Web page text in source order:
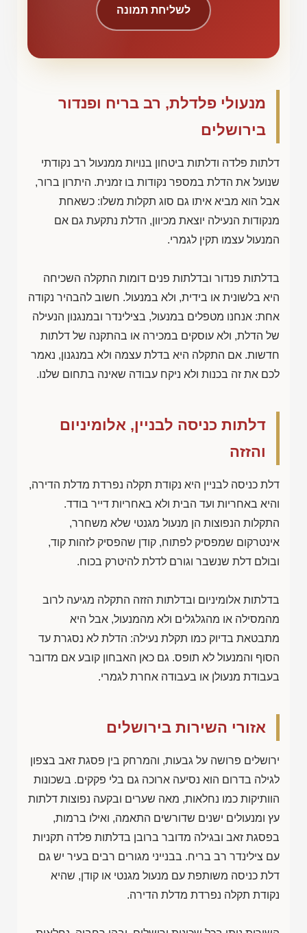
לשליחת תמונה
מנעולי פלדלת, רב בריח ופנדור
בירושלים
דלתות פלדה ודלתות ביטחון בנויות ממנעול רב נקודתי
שנועל את הדלת במספר נקודות בו זמנית. היתרון ברור,
אבל הוא מביא איתו גם סוג תקלות משלו: כשאחת
מנקודות הנעילה יוצאת מכיוון, הדלת נתקעת גם אם
המנעול עצמו תקין לגמרי.
בדלתות פנדור ובדלתות פנים דומות התקלה השכיחה
היא בלשונית או בידית, ולא במנעול. חשוב להבהיר נקודה
אחת: אנחנו מטפלים במנעול, בצילינדר ובמנגנון הנעילה
של הדלת, ולא עוסקים במכירה או בהתקנה של דלתות
חדשות. אם התקלה היא בדלת עצמה ולא במנגנון, נאמר
לכם את זה בכנות ולא ניקח עבודה שאינה בתחום שלנו.
דלתות כניסה לבניין, אלומיניום
והזזה
דלת כניסה לבניין היא נקודת תקלה נפרדת מדלת הדירה,
והיא באחריות ועד הבית ולא באחריות דייר בודד.
התקלות הנפוצות הן מנעול מגנטי שלא משחרר,
אינטרקום שמפסיק לפתוח, קודן שהפסיק לזהות קוד,
ובולם דלת שנשבר וגורם לדלת להיטרק בכוח.
בדלתות אלומיניום ובדלתות הזזה התקלה מגיעה לרוב
מהמסילה או מהגלגלים ולא מהמנעול, אבל היא
מתבטאת בדיוק כמו תקלת נעילה: הדלת לא נסגרת עד
הסוף והמנעול לא תופס. גם כאן האבחון קובע אם מדובר
בעבודת מנעולן או בעבודה אחרת לגמרי.
אזורי השירות בירושלים
ירושלים פרושה על גבעות, והמרחק בין פסגת זאב בצפון
לגילה בדרום הוא נסיעה ארוכה גם בלי פקקים. בשכונות
הוותיקות כמו נחלאות, מאה שערים ובקעה נפוצות דלתות
עץ ומנעולים ישנים שדורשים התאמה, ואילו ברמות,
בפסגת זאב ובגילה מדובר ברובן בדלתות פלדה תקניות
עם צילינדר רב בריח. בבנייני מגורים רבים בעיר יש גם
דלת כניסה משותפת עם מנעול מגנטי או קודן, שהיא
נקודת תקלה נפרדת מדלת הדירה.